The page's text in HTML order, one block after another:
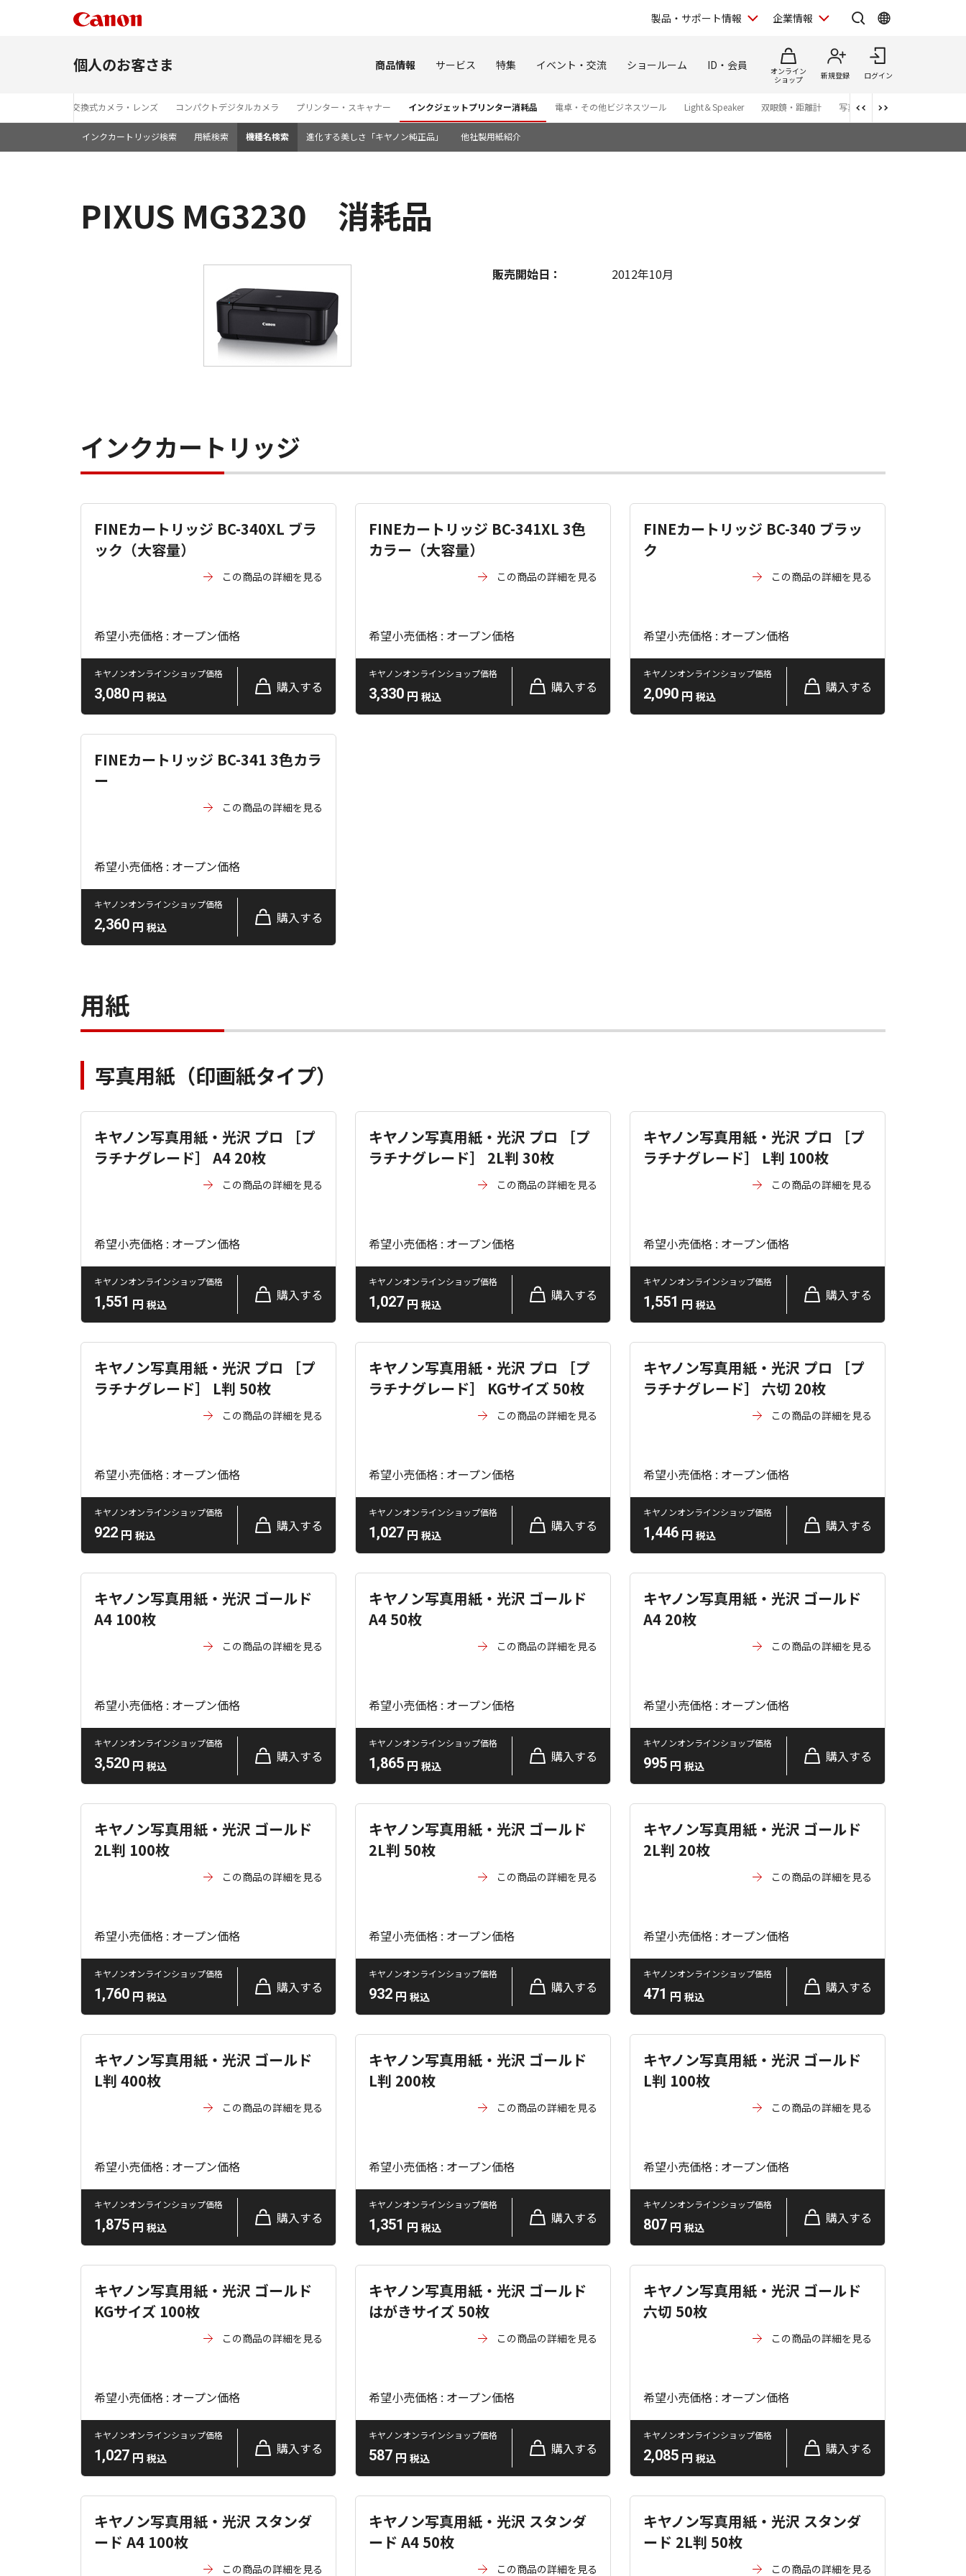
製品・サポート情報 企業情報
個人のお客さま 商品情報 サービス 特集 イベント・交流 ショールーム ID・会員
オンライン
ショップ
新規登録 ログイン
レンズ交換式カメラ・レンズ コンパクトデジタルカメラ プリンター・スキャナー インクジェットプリンター消耗品 電卓・その他ビジネスツール Light＆Speaker 双眼鏡・距離計 写真集 アプリ・ソフトウエ
インクカートリッジ検索 用紙検索 機種名検索 進化する美しさ「キヤノン純正品」 他社製用紙紹介
PIXUS MG3230 消耗品
販売開始日： 2012年10月
インクカートリッジ
FINEカートリッジ BC-340XL ブラ
ック（大容量）
この商品の詳細を見る
希望小売価格 : オープン価格
キヤノンオンラインショップ価格
3,080 円 税込
購入する
FINEカートリッジ BC-341XL 3色
カラー（大容量）
この商品の詳細を見る
希望小売価格 : オープン価格
キヤノンオンラインショップ価格
3,330 円 税込
購入する
FINEカートリッジ BC-340 ブラッ
ク
この商品の詳細を見る
希望小売価格 : オープン価格
キヤノンオンラインショップ価格
2,090 円 税込
購入する
FINEカートリッジ BC-341 3色カラ
ー
この商品の詳細を見る
希望小売価格 : オープン価格
キヤノンオンラインショップ価格
2,360 円 税込
購入する
用紙
写真用紙（印画紙タイプ）
キヤノン写真用紙・光沢 プロ ［プ
ラチナグレード］ A4 20枚
この商品の詳細を見る
希望小売価格 : オープン価格
キヤノンオンラインショップ価格
1,551 円 税込
購入する
キヤノン写真用紙・光沢 プロ ［プ
ラチナグレード］ 2L判 30枚
この商品の詳細を見る
希望小売価格 : オープン価格
キヤノンオンラインショップ価格
1,027 円 税込
購入する
キヤノン写真用紙・光沢 プロ ［プ
ラチナグレード］ L判 100枚
この商品の詳細を見る
希望小売価格 : オープン価格
キヤノンオンラインショップ価格
1,551 円 税込
購入する
キヤノン写真用紙・光沢 プロ ［プ
ラチナグレード］ L判 50枚
この商品の詳細を見る
希望小売価格 : オープン価格
キヤノンオンラインショップ価格
922 円 税込
購入する
キヤノン写真用紙・光沢 プロ ［プ
ラチナグレード］ KGサイズ 50枚
この商品の詳細を見る
希望小売価格 : オープン価格
キヤノンオンラインショップ価格
1,027 円 税込
購入する
キヤノン写真用紙・光沢 プロ ［プ
ラチナグレード］ 六切 20枚
この商品の詳細を見る
希望小売価格 : オープン価格
キヤノンオンラインショップ価格
1,446 円 税込
購入する
キヤノン写真用紙・光沢 ゴールド
A4 100枚
この商品の詳細を見る
希望小売価格 : オープン価格
キヤノンオンラインショップ価格
3,520 円 税込
購入する
キヤノン写真用紙・光沢 ゴールド
A4 50枚
この商品の詳細を見る
希望小売価格 : オープン価格
キヤノンオンラインショップ価格
1,865 円 税込
購入する
キヤノン写真用紙・光沢 ゴールド
A4 20枚
この商品の詳細を見る
希望小売価格 : オープン価格
キヤノンオンラインショップ価格
995 円 税込
購入する
キヤノン写真用紙・光沢 ゴールド
2L判 100枚
この商品の詳細を見る
希望小売価格 : オープン価格
キヤノンオンラインショップ価格
1,760 円 税込
購入する
キヤノン写真用紙・光沢 ゴールド
2L判 50枚
この商品の詳細を見る
希望小売価格 : オープン価格
キヤノンオンラインショップ価格
932 円 税込
購入する
キヤノン写真用紙・光沢 ゴールド
2L判 20枚
この商品の詳細を見る
希望小売価格 : オープン価格
キヤノンオンラインショップ価格
471 円 税込
購入する
キヤノン写真用紙・光沢 ゴールド
L判 400枚
この商品の詳細を見る
希望小売価格 : オープン価格
キヤノンオンラインショップ価格
1,875 円 税込
購入する
キヤノン写真用紙・光沢 ゴールド
L判 200枚
この商品の詳細を見る
希望小売価格 : オープン価格
キヤノンオンラインショップ価格
1,351 円 税込
購入する
キヤノン写真用紙・光沢 ゴールド
L判 100枚
この商品の詳細を見る
希望小売価格 : オープン価格
キヤノンオンラインショップ価格
807 円 税込
購入する
キヤノン写真用紙・光沢 ゴールド
KGサイズ 100枚
この商品の詳細を見る
希望小売価格 : オープン価格
キヤノンオンラインショップ価格
1,027 円 税込
購入する
キヤノン写真用紙・光沢 ゴールド
はがきサイズ 50枚
この商品の詳細を見る
希望小売価格 : オープン価格
キヤノンオンラインショップ価格
587 円 税込
購入する
キヤノン写真用紙・光沢 ゴールド
六切 50枚
この商品の詳細を見る
希望小売価格 : オープン価格
キヤノンオンラインショップ価格
2,085 円 税込
購入する
キヤノン写真用紙・光沢 スタンダ
ード A4 100枚
この商品の詳細を見る
キヤノン写真用紙・光沢 スタンダ
ード A4 50枚
この商品の詳細を見る
キヤノン写真用紙・光沢 スタンダ
ード 2L判 50枚
この商品の詳細を見る